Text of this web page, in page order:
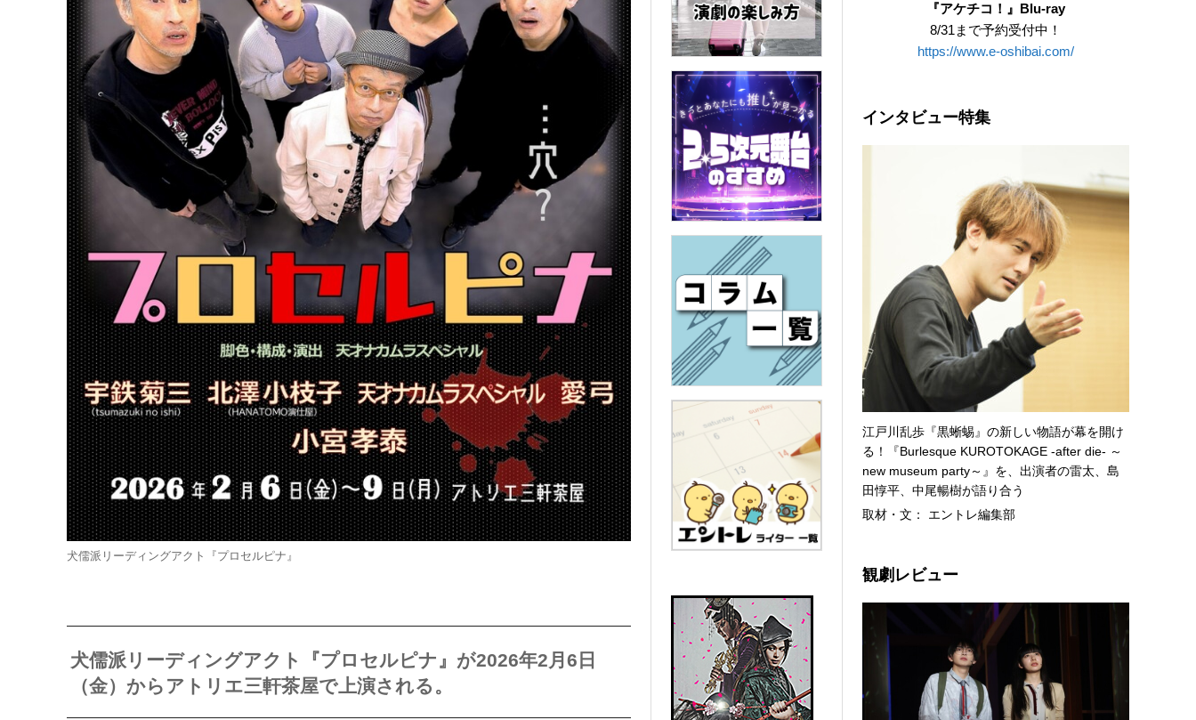
犬儒派リーディングアクト『プロセルピナ』
犬儒派リーディングアクト『プロセルピナ』が2026年2月6日
（金）からアトリエ三軒茶屋で上演される。
『アケチコ！』Blu-ray
8/31まで予約受付中！
https://www.e-oshibai.com/
インタビュー特集
江戸川乱歩『黒蜥蜴』の新しい物語が幕を開け
る！『Burlesque KUROTOKAGE -after die- ～
new museum party～』を、出演者の雷太、島
田惇平、中尾暢樹が語り合う
取材・文： エントレ編集部
観劇レビュー